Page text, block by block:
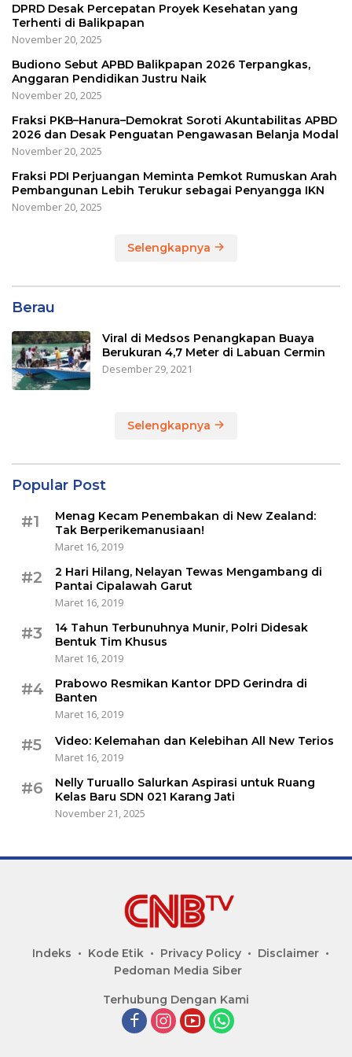
DPRD Desak Percepatan Proyek Kesehatan yang
Terhenti di Balikpapan
November 20, 2025
Budiono Sebut APBD Balikpapan 2026 Terpangkas,
Anggaran Pendidikan Justru Naik
November 20, 2025
Fraksi PKB–Hanura–Demokrat Soroti Akuntabilitas APBD
2026 dan Desak Penguatan Pengawasan Belanja Modal
November 20, 2025
Fraksi PDI Perjuangan Meminta Pemkot Rumuskan Arah
Pembangunan Lebih Terukur sebagai Penyangga IKN
November 20, 2025
Selengkapnya
Berau
Viral di Medsos Penangkapan Buaya
Berukuran 4,7 Meter di Labuan Cermin
Desember 29, 2021
Selengkapnya
Popular Post
#1
Menag Kecam Penembakan di New Zealand:
Tak Berperikemanusiaan!
Maret 16, 2019
#2
2 Hari Hilang, Nelayan Tewas Mengambang di
Pantai Cipalawah Garut
Maret 16, 2019
#3
14 Tahun Terbunuhnya Munir, Polri Didesak
Bentuk Tim Khusus
Maret 16, 2019
#4
Prabowo Resmikan Kantor DPD Gerindra di
Banten
Maret 16, 2019
#5
Video: Kelemahan dan Kelebihan All New Terios
Maret 16, 2019
#6
Nelly Turuallo Salurkan Aspirasi untuk Ruang
Kelas Baru SDN 021 Karang Jati
November 21, 2025
Indeks Kode Etik Privacy Policy
Disclaimer
Pedoman Media Siber
Terhubung Dengan Kami